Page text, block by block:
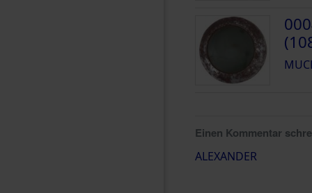
Einen Kommentar
ALEXANDER